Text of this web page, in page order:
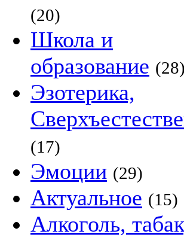
(20)
Школа и
образование (28)
Эзотерика,
(17)
Эмоции (29)
Актуальное (15)
Алкоголь,